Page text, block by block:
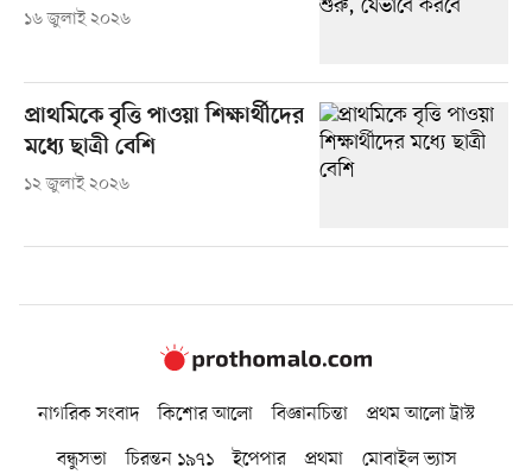
১৬ জুলাই ২০২৬
প্রাথমিকে বৃত্তি পাওয়া শিক্ষার্থীদের
মধ্যে ছাত্রী বেশি
১২ জুলাই ২০২৬
নাগরিক সংবাদ কিশোর আলো বিজ্ঞানচিন্তা
প্রথম আলো ট্রাস্ট
বন্ধুসভা
চিরন্তন ১৯৭১ ইপেপার প্রথমা মোবাইল ভ্যাস